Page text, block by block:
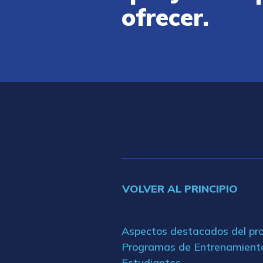
ofrecer.
VOLVER AL PRINCIPIO
Aspectos destacados del
Programas de